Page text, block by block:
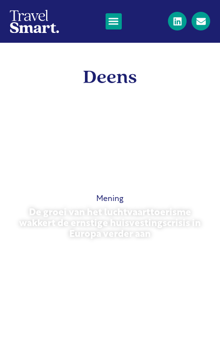
Deens
Mening
De groei van het luchtvaarttoerisme
wakkert de ernstige huisvestingscrisis in
Europa verder aan